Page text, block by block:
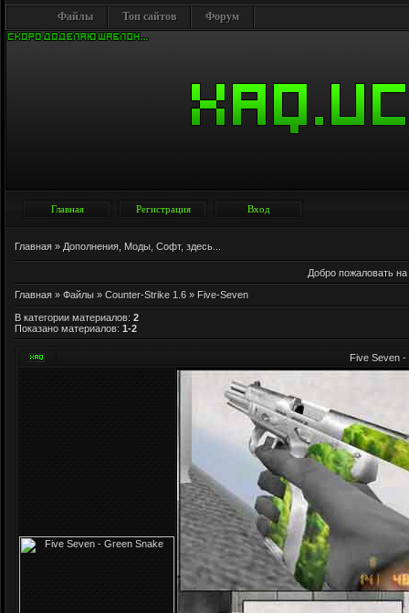
Файлы Топ сайтов Форум
Главная Регистрация Вход
Главная » Дополнения, Моды, Софт, здесь...
Добро пожаловать
Главная » Файлы » Counter-Strike 1.6 » Five-Seven
В категории материалов: 2
Показано материалов: 1-2
Five Seven